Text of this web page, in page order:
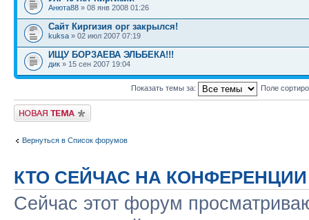
Анюта88 » 08 янв 2008 01:26
Сайт Киргизия орг закрылся!
kuksa » 02 июл 2007 07:19
ИЩУ БОРЗАЕВА ЭЛЬБЕКА!!!
дик » 15 сен 2007 19:04
Показать темы за: Поле
Новая тема
Вернуться в Список форумов
КТО СЕЙЧАС НА КОНФЕРЕНЦИИ
Сейчас этот форум